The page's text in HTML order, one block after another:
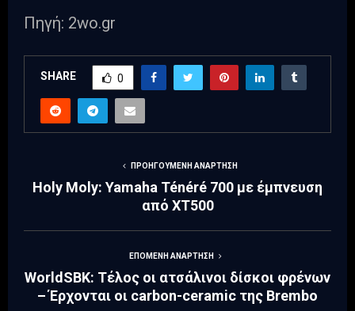
Πηγή: 2wo.gr
SHARE 0
ΠΡΟΗΓΟΎΜΕΝΗ ΑΝΆΡΤΗΣΗ
Holy Moly: Yamaha Ténéré 700 με έμπνευση
από XT500
ΕΠΌΜΕΝΗ ΑΝΆΡΤΗΣΗ
WorldSBK: Τέλος οι ατσάλινοι δίσκοι φρένων
– Έρχονται οι carbon-ceramic της Brembo